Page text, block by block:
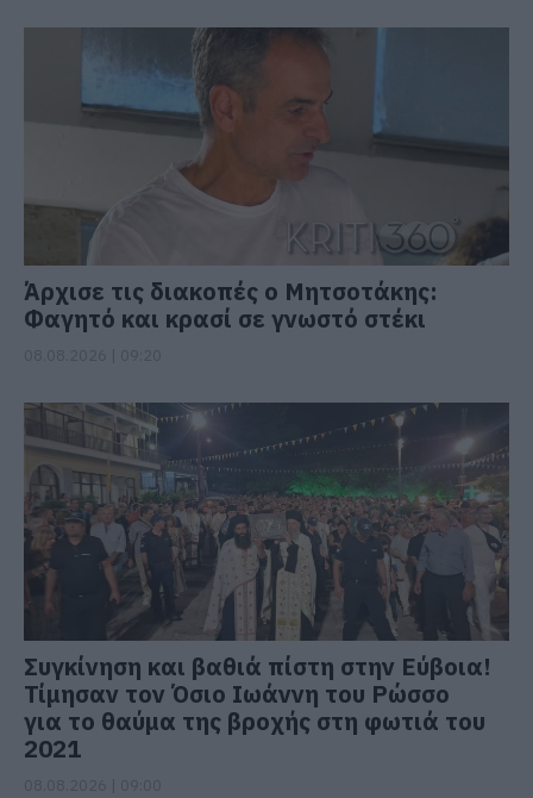
Άρχισε τις διακοπές ο Μητσοτάκης:
Φαγητό και κρασί σε γνωστό στέκι
Συγκίνηση και βαθιά πίστη στην Εύβοια!
Τίμησαν τον Όσιο Ιωάννη του Ρώσσο
για το θαύμα της βροχής στη φωτιά του
2021